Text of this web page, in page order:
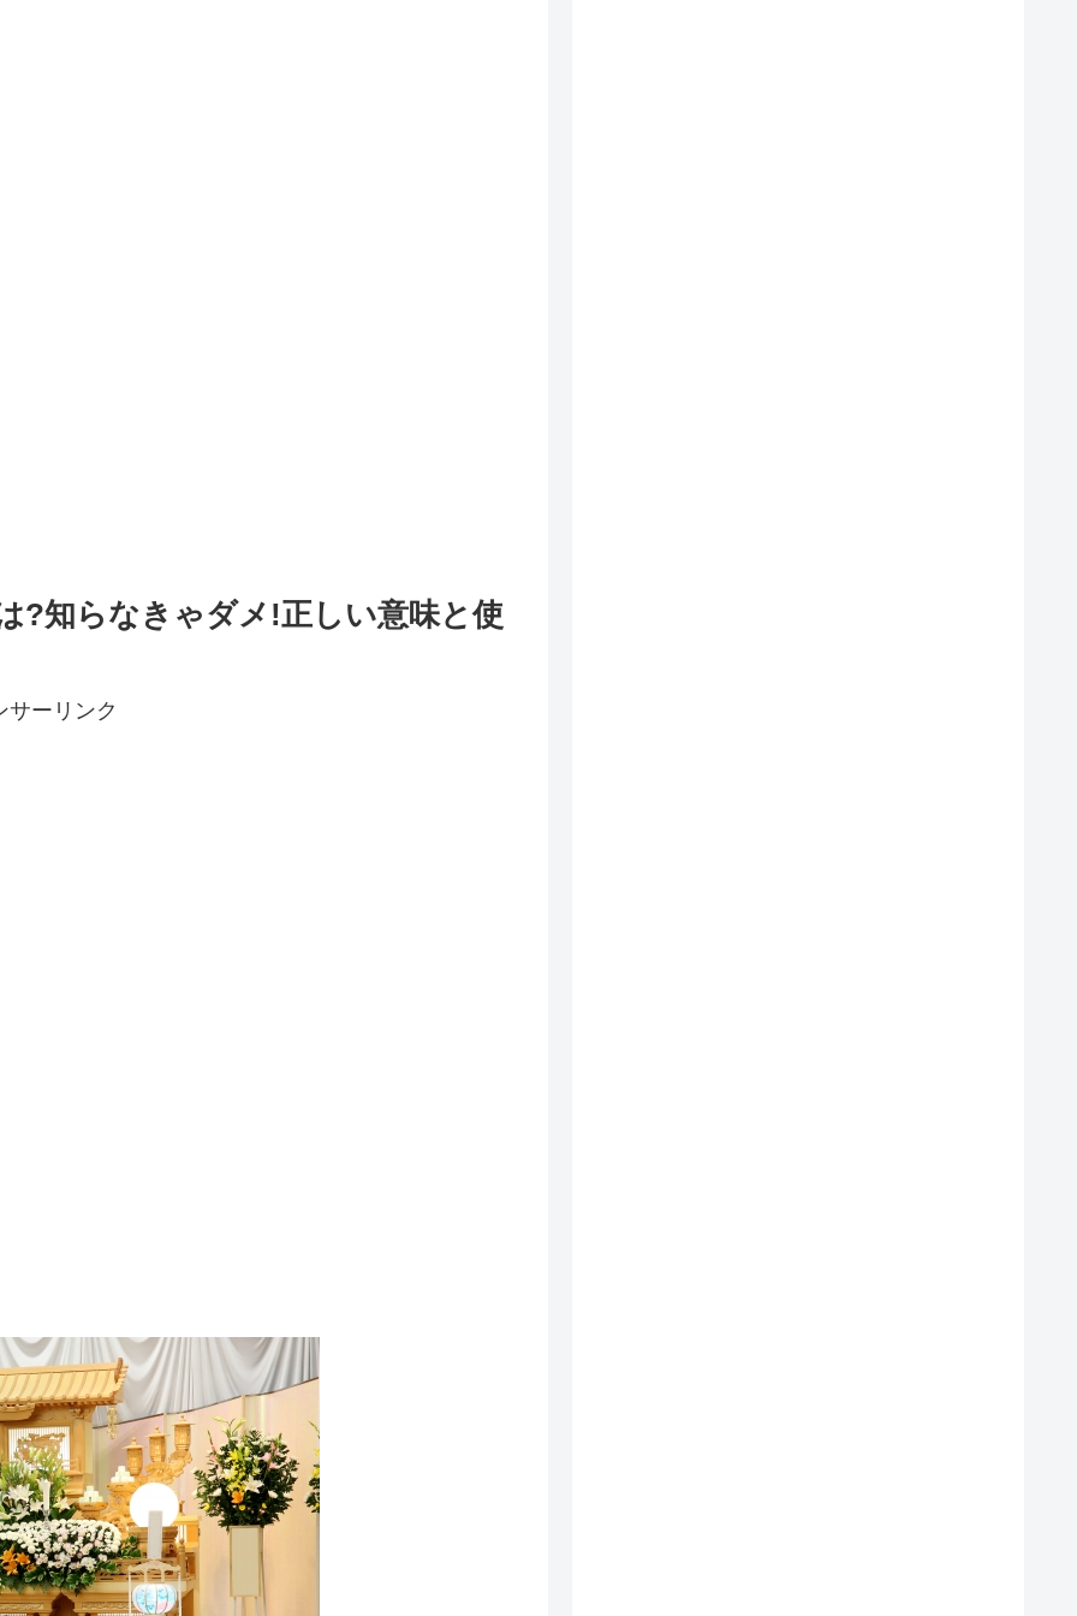
?知らなきゃダメ!正しい意味と使
サーリンク